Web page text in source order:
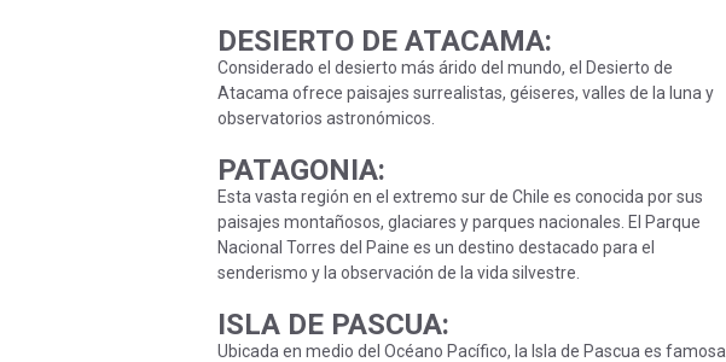
DESIERTO DE ATACAMA:
Considerado el desierto más árido del mundo, el Desierto de
Atacama ofrece paisajes surrealistas, géiseres, valles de la luna y
observatorios astronómicos.
PATAGONIA:
Esta vasta región en el extremo sur de Chile es conocida por sus
paisajes montañosos, glaciares y parques nacionales. El Parque
Nacional Torres del Paine es un destino destacado para el
senderismo y la observación de la vida silvestre.
ISLA DE PASCUA:
Ubicada en medio del Océano Pacífico, la Isla de Pascua es famosa